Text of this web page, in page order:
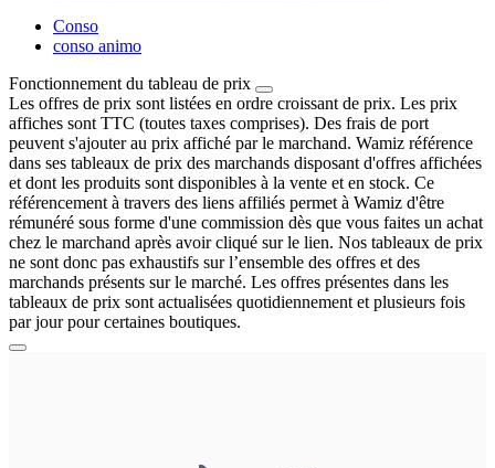
Conso
conso animo
Fonctionnement du tableau de prix
Les offres de prix sont listées en ordre croissant de prix. Les prix
affiches sont TTC (toutes taxes comprises). Des frais de port
peuvent s'ajouter au prix affiché par le marchand. Wamiz référence
dans ses tableaux de prix des marchands disposant d'offres affichées
et dont les produits sont disponibles à la vente et en stock. Ce
référencement à travers des liens affiliés permet à Wamiz d'être
rémunéré sous forme d'une commission dès que vous faites un achat
chez le marchand après avoir cliqué sur le lien. Nos tableaux de prix
ne sont donc pas exhaustifs sur l’ensemble des offres et des
marchands présents sur le marché. Les offres présentes dans les
tableaux de prix sont actualisées quotidiennement et plusieurs fois
par jour pour certaines boutiques.